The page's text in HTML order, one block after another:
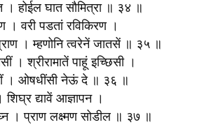
। होईल घात सौ‍मित्रा ॥ ३४ ॥
। वरी पडतां रविकिरण ।
। म्हणोनि त्वरेनें जातसें ॥ ३५ ॥
। श्रीरामातें पाहूं इच्छिसी ।
। ओषधींसी नेऊं दे ॥ ३६ ॥
द्यावें आज्ञापन ।
। प्राण लक्ष्मण सोडील ॥ ३७ ॥